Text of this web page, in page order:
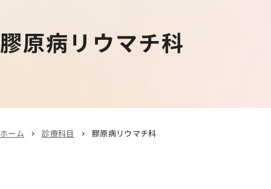
膠原病リウマチ科
ホーム chevron_right 診療科目 chevron_right 膠原病リウマチ科